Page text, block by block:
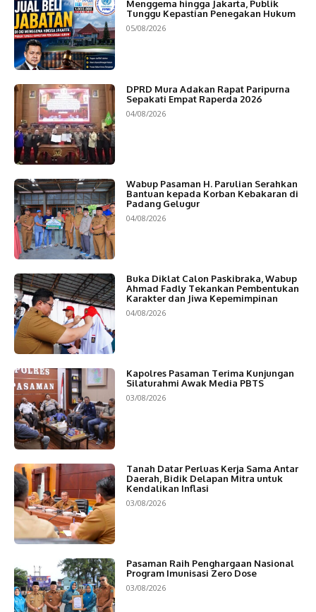
Menggema hingga Jakarta, Publik
Tunggu Kepastian Penegakan Hukum
05/08/2026
DPRD Mura Adakan Rapat Paripurna
Sepakati Empat Raperda 2026
04/08/2026
Wabup Pasaman H. Parulian Serahkan
Bantuan kepada Korban Kebakaran di
Padang Gelugur
04/08/2026
Buka Diklat Calon Paskibraka, Wabup
Ahmad Fadly Tekankan Pembentukan
Karakter dan Jiwa Kepemimpinan
04/08/2026
Kapolres Pasaman Terima Kunjungan
Silaturahmi Awak Media PBTS
03/08/2026
Tanah Datar Perluas Kerja Sama Antar
Daerah, Bidik Delapan Mitra untuk
Kendalikan Inflasi
03/08/2026
Pasaman Raih Penghargaan Nasional
Program Imunisasi Zero Dose
03/08/2026